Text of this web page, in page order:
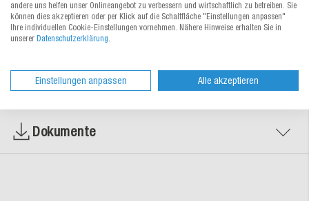
Materialeigenschaften
Service & Tipps
Dokumente
andere uns helfen unser Onlineangebot zu verbessern und wirtschaftlich zu betreiben. Sie
können dies akzeptieren oder per Klick auf die Schaltfläche "Einstellungen anpassen"
Ihre individuellen Cookie-Einstellungen vornehmen. Nähere Hinweise erhalten Sie in
unserer Datenschutzerklärung.
Einstellungen anpassen Alle akzeptieren